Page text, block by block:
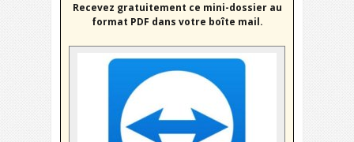
Recevez gratuitement ce mini-dossier au
format PDF dans votre boîte mail.